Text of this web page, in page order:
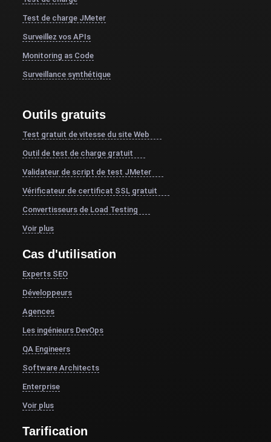
Test de charge JMeter
Surveillez vos APIs
Monitoring as Code
Surveillance synthétique
Outils gratuits
Test gratuit de vitesse du site Web
Outil de test de charge gratuit
Validateur de script de test JMeter
Vérificateur de certificat SSL gratuit
Convertisseurs de Load Testing
Voir plus
Cas d'utilisation
Experts SEO
Développeurs
Agences
Les ingénieurs DevOps
QA Engineers
Software Architects
Enterprise
Voir plus
Tarification